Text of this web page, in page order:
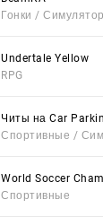
Гонки /
Undertale Yellow
RPG
Спортивные /
World Soccer
Спортивные